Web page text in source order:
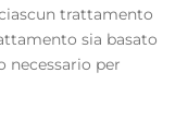
trattamento
sia basato
necessario per